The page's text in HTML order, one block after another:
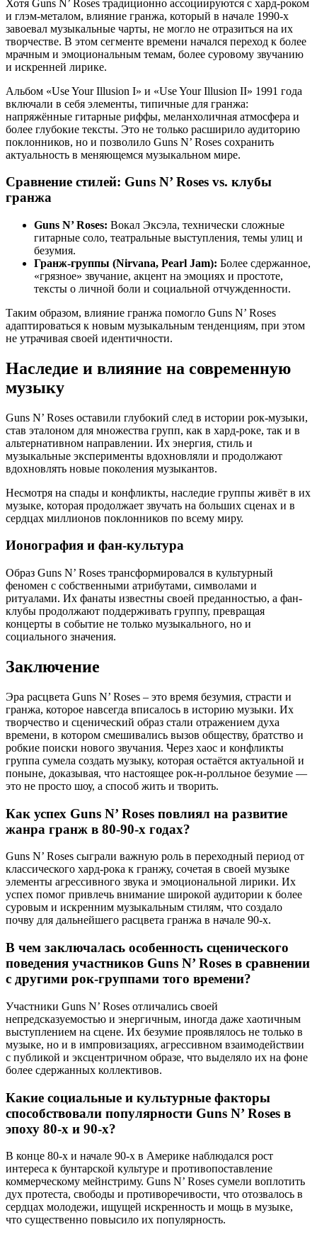
Хотя Guns N’ Roses традиционно ассоциируются с хард-роком
и глэм-металом, влияние гранжа, который в начале 1990-х
завоевал музыкальные чарты, не могло не отразиться на их
творчестве. В этом сегменте времени начался переход к более
мрачным и эмоциональным темам, более суровому звучанию
и искренней лирике.
Альбом «Use Your Illusion I» и «Use Your Illusion II» 1991 года
включали в себя элементы, типичные для гранжа:
напряжённые гитарные риффы, меланхоличная атмосфера и
более глубокие тексты. Это не только расширило аудиторию
поклонников, но и позволило Guns N’ Roses сохранить
актуальность в меняющемся музыкальном мире.
Сравнение стилей: Guns N’ Roses vs. клубы
гранжа
Guns N’ Roses: Вокал Эксэла, технически сложные
гитарные соло, театральные выступления, темы улиц и
безумия.
Гранж-группы (Nirvana, Pearl Jam): Более сдержанное,
«грязное» звучание, акцент на эмоциях и простоте,
тексты о личной боли и социальной отчужденности.
Таким образом, влияние гранжа помогло Guns N’ Roses
адаптироваться к новым музыкальным тенденциям, при этом
не утрачивая своей идентичности.
Наследие и влияние на современную
музыку
Guns N’ Roses оставили глубокий след в истории рок-музыки,
став эталоном для множества групп, как в хард-роке, так и в
альтернативном направлении. Их энергия, стиль и
музыкальные эксперименты вдохновляли и продолжают
вдохновлять новые поколения музыкантов.
Несмотря на спады и конфликты, наследие группы живёт в их
музыке, которая продолжает звучать на больших сценах и в
сердцах миллионов поклонников по всему миру.
Ионография и фан-культура
Образ Guns N’ Roses трансформировался в культурный
феномен с собственными атрибутами, символами и
ритуалами. Их фанаты известны своей преданностью, а фан-
клубы продолжают поддерживать группу, превращая
концерты в событие не только музыкального, но и
социального значения.
Заключение
Эра расцвета Guns N’ Roses – это время безумия, страсти и
гранжа, которое навсегда вписалось в историю музыки. Их
творчество и сценический образ стали отражением духа
времени, в котором смешивались вызов обществу, братство и
робкие поиски нового звучания. Через хаос и конфликты
группа сумела создать музыку, которая остаётся актуальной и
поныне, доказывая, что настоящее рок-н-ролльное безумие —
это не просто шоу, а способ жить и творить.
Как успех Guns N’ Roses повлиял на развитие
жанра гранж в 80-90-х годах?
Guns N’ Roses сыграли важную роль в переходный период от
классического хард-рока к гранжу, сочетая в своей музыке
элементы агрессивного звука и эмоциональной лирики. Их
успех помог привлечь внимание широкой аудитории к более
суровым и искренним музыкальным стилям, что создало
почву для дальнейшего расцвета гранжа в начале 90-х.
В чем заключалась особенность сценического
поведения участников Guns N’ Roses в сравнении
с другими рок-группами того времени?
Участники Guns N’ Roses отличались своей
непредсказуемостью и энергичным, иногда даже хаотичным
выступлением на сцене. Их безумие проявлялось не только в
музыке, но и в импровизациях, агрессивном взаимодействии
с публикой и эксцентричном образе, что выделяло их на фоне
более сдержанных коллективов.
Какие социальные и культурные факторы
способствовали популярности Guns N’ Roses в
эпоху 80-х и 90-х?
В конце 80-х и начале 90-х в Америке наблюдался рост
интереса к бунтарской культуре и противопоставление
коммерческому мейнстриму. Guns N’ Roses сумели воплотить
дух протеста, свободы и противоречивости, что отозвалось в
сердцах молодежи, ищущей искренность и мощь в музыке,
что существенно повысило их популярность.